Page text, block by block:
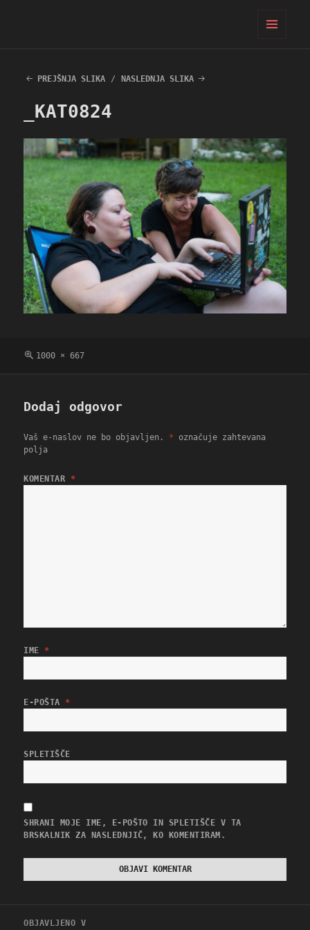
PREJŠNJA SLIKA
NASLEDNJA SLIKA
_KAT0824
Polna
1000 × 667
Dodaj odgovor
Vaš e-naslov ne bo objavljen. *
označuje zahtevana
polja
KOMENTAR *
IME *
E-POŠTA *
SPLETIŠČE
SHRANI MOJE IME, E-POŠTO IN SPLETIŠČE V TA
BRSKALNIK ZA NASLEDNJIČ, KO KOMENTIRAM.
OBJAVLJENO V